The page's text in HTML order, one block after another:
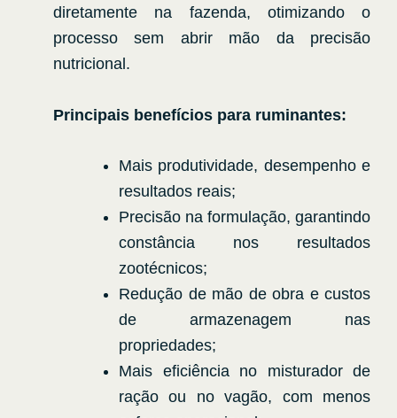
diretamente na fazenda, otimizando o
processo sem abrir mão da precisão
nutricional.
Principais benefícios para ruminantes:
Mais produtividade, desempenho e
resultados reais;
Precisão na formulação, garantindo
constância nos resultados
zootécnicos;
Redução de mão de obra e custos
de armazenagem nas
propriedades;
Mais eficiência no misturador de
ração ou no vagão, com menos